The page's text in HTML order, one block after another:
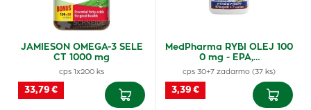
JAMIESON OMEGA-3 SELE
CT 1000 mg
cps 1x200 ks
33,79 €
MedPharma RYBI OLEJ 100
0 mg - EPA,…
cps 30+7 zadarmo (37 ks)
3,39 €